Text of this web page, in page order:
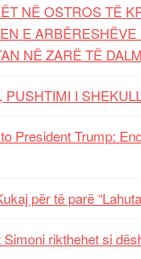
NË OSTROS TË
E ARBËRESHËVE
NË ZARË TË
PUSHTIMI I
President Trump:
për të parë
Simoni rikthehet si